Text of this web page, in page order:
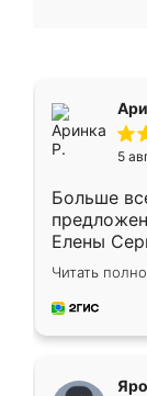
5
Больше
Елены
короткие
для
Читать